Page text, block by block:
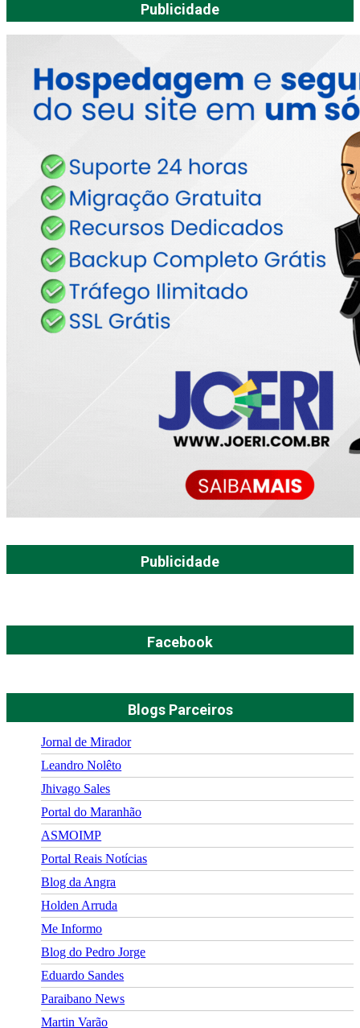
Publicidade
Publicidade
Facebook
Blogs Parceiros
Jornal de Mirador
Leandro Nolêto
Jhivago Sales
Portal do Maranhão
ASMOIMP
Portal Reais Notí­cias
Blog da Angra
Holden Arruda
Me Informo
Blog do Pedro Jorge
Eduardo Sandes
Paraibano News
Martin Varão